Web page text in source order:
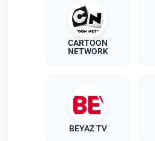
CARTOON
NETWORK
BEYAZ TV